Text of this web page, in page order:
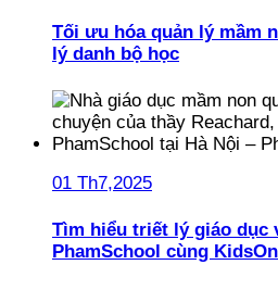
Tối ưu hóa quản lý mầm
lý danh bộ học
01 Th7,2025
Tìm hiểu triết lý giáo dục
PhamSchool cùng